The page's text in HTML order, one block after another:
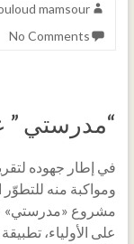
mamsour
No Comments
“مدرستي ”
في إطار جهوده
ومواكبة منه للتطوّر
مشروع «مدرستي»
على الأولياء،